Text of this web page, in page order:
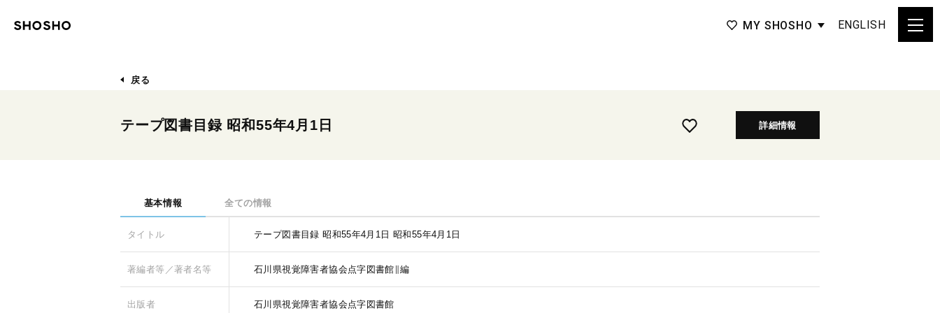
MY SHOSHO ENGLISH
戻る
テープ図書目録 昭和55年4月1日 詳細情報
基本情報 全ての情報
タイトル テープ図書目録 昭和55年4月1日 昭和55年4月1日
著編者等／著者名等 石川県視覚障害者協会点字図書館∥編
出版者 石川県視覚障害者協会点字図書館